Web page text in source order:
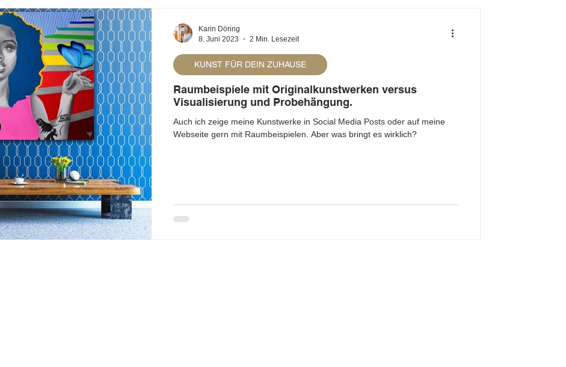
Raumbeispiele mit Originalkunstwerken versus
Visualisierung und Probehängung.
Auch ich zeige meine Kunstwerke in Social Media Posts oder auf meine
Webseite gern mit Raumbeispielen. Aber was bringt es wirklich?
KUNST FÜR DEIN ZUHAUSE
Karin Döring
8. Juni 2023
2 Min. Lesezeit